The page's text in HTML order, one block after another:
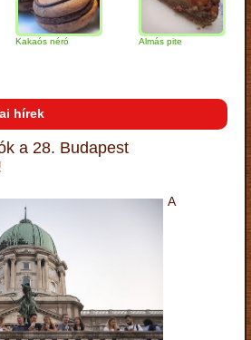
néró Almás pite
hírek
a 28. Budapest
A